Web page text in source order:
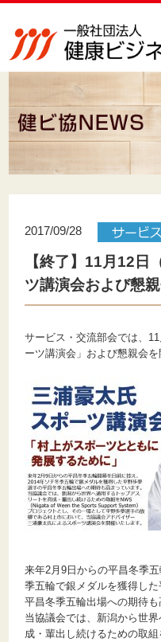
2017/09/28
【終了】11月12日
ツ講演会および懇
サービス・交流部会では、
ーツ講演会」および懇親会を
来年2月9日からの平昌冬季
季五輪で銀メダルを獲得し
平昌冬季五輪出場への期待も
当協議会では、新潟から世
成・輩出し続けるための取組